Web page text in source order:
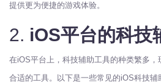
提供更为便捷的游戏体验。
2. iOS平台的科技
在iOS平台上，科技辅助工具的种类繁多
合适的工具。以下是一些常见的iOS科技辅